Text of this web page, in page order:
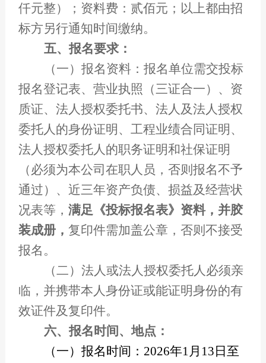
仟元整）；资料费：贰佰元；以上都由招
标方另行通知时间缴纳。
五、报名要求：
（一）报名资料：报名单位需交投标
报名登记表、营业执照（三证合一）、资
质证、法人授权委托书、法人及法人授权
委托人的身份证明、工程业绩合同证明、
法人授权委托人的职务证明和社保证明
（必须为本公司在职人员，否则报名不予
通过）、近三年资产负债、损益及经营状
况表等，满足《投标报名表》资料，并胶
装成册，复印件需加盖公章，否则不接受
报名。
（二）法人或法人授权委托人必须亲
临，并携带本人身份证或能证明身份的有
效证件及复印件。
六、报名时间、地点：
（一）报名时间：2026年1月13日至